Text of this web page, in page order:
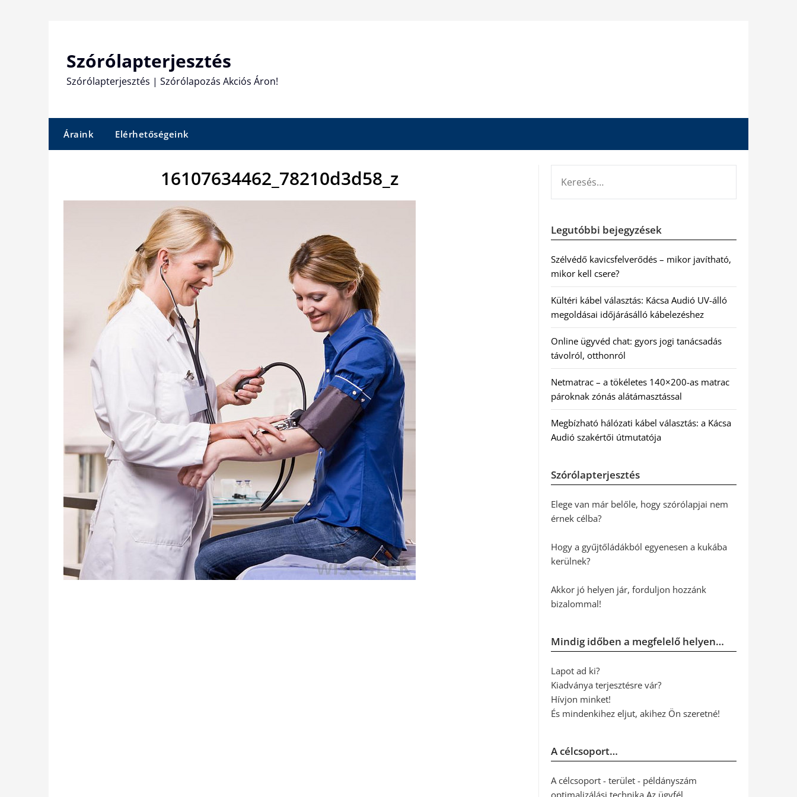
Szórólapterjesztés
Szórólapterjesztés | Szórólapozás Akciós Áron!
Áraink Elérhetőségeink
16107634462_78210d3d58_z
Legutóbbi bejegyzések
Szélvédő kavicsfelverődés – mikor javítható,
mikor kell csere?
Kültéri kábel választás: Kácsa Audió UV-álló
megoldásai időjárásálló kábelezéshez
Online ügyvéd chat: gyors jogi tanácsadás
távolról, otthonról
Netmatrac – a tökéletes 140×200-as matrac
pároknak zónás alátámasztással
Megbízható hálózati kábel választás: a Kácsa
Audió szakértői útmutatója
Szórólapterjesztés
Elege van már belőle, hogy szórólapjai nem
érnek célba?
Hogy a gyűjtőládákból egyenesen a kukába
kerülnek?
Akkor jó helyen jár, forduljon hozzánk
bizalommal!
Mindig időben a megfelelő helyen…
Lapot ad ki?
Kiadványa terjesztésre vár?
Hívjon minket!
És mindenkihez eljut, akihez Ön szeretné!
A célcsoport…
A célcsoport - terület - példányszám
optimalizálási technika Az ügyfél